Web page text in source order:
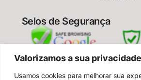
Valorizamos a sua privacidade
Usamos cookies para melhorar sua
Selos de Segurança